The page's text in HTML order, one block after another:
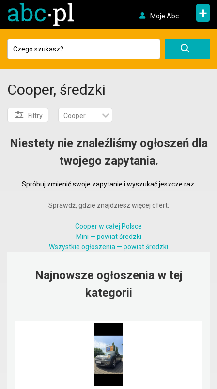
Moje Abc +
Cooper, średzki
Filtry Cooper
Niestety nie znaleźliśmy ogłoszeń dla
twojego zapytania.
Spróbuj zmienić swoje zapytanie i wyszukać jeszcze raz.
Sprawdź, gdzie znajdziesz więcej ofert:
Cooper w całej Polsce
Mini — powiat średzki
Wszystkie ogłoszenia — powiat średzki
Najnowsze ogłoszenia w tej
kategorii